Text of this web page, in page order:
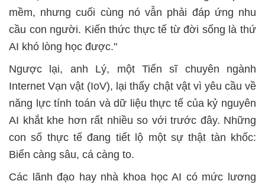
mềm, nhưng cuối cùng nó vẫn phải đáp ứng nhu
cầu con người. Kiến thức thực tế từ đời sống là thứ
AI khó lòng học được."
Ngược lại, anh Lý, một Tiến sĩ chuyên ngành
Internet Vạn vật (IoV), lại thấy chật vật vì yêu cầu về
năng lực tính toán và dữ liệu thực tế của kỷ nguyên
AI khắt khe hơn rất nhiều so với trước đây. Những
con số thực tế đang tiết lộ một sự thật tàn khốc:
Biển càng sâu, cá càng to.
Các lãnh đạo hay nhà khoa học AI có mức lương